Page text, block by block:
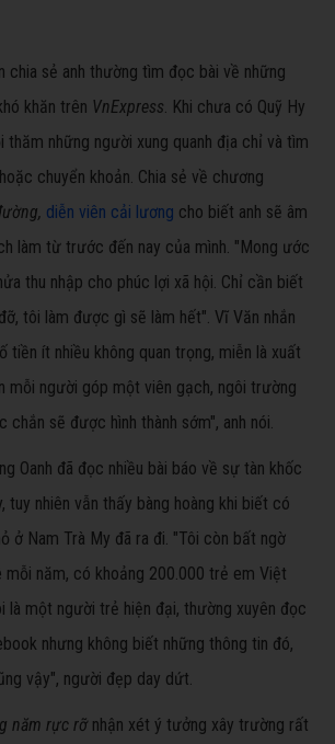
chia sẻ anh thường tìm đọc bài về những
khăn trên VnExpress. Khi chưa có Quỹ Hy
thăm những người xung quanh địa chỉ và tìm
chuyển khoản. Chia sẻ về chương
diễn viên cải lương cho biết anh sẽ âm
làm từ trước đến nay của mình. "Mong ước
thu nhập cho phúc lợi xã hội. Chỉ cần biết
tôi làm được gì sẽ làm hết". Vĩ Văn nhắn
tiền ít nhiều không quan trọng, miễn là xuất
mỗi người góp một viên gạch, ngôi trường
chắn sẽ được hình thành sớm", anh nói.
Oanh đã đọc nhiều bài báo về sự tàn khốc
tuy nhiên vẫn thấy bàng hoàng khi biết có
ở Nam Trà My đã ra đi. "Tôi còn bất ngờ
mỗi năm, có khoảng 200.000 trẻ em Việt
là một người trẻ hiện đại, thường xuyên đọc
nhưng không biết những thông tin đó,
vậy", người đẹp day dứt.
năm rực rỡ nhận xét ý tưởng xây trường rất